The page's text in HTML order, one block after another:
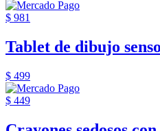
$ 981
Tablet de dibujo
$ 499
$ 449